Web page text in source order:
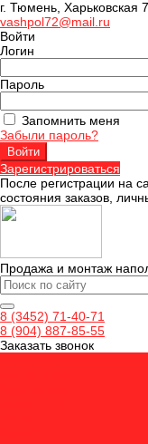
г. Тюмень, Харьковская
vashpol72@mail.ru
Войти
Логин
Пароль
Запомнить меня
Забыли пароль?
Зарегистрироваться
После регистрации на
состояния заказов,
Продажа и монтаж
8 (3452) 71-40-71
8 (904) 887-85-55
Заказать звонок